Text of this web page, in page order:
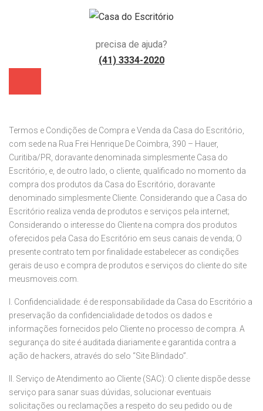
precisa de ajuda?
(41) 3334-2020
Termos e Condições de Compra e Venda da Casa do Escritório,
com sede na Rua Frei Henrique De Coimbra, 390 – Hauer,
Curitiba/PR, doravante denominada simplesmente Casa do
Escritório, e, de outro lado, o cliente, qualificado no momento da
compra dos produtos da Casa do Escritório, doravante
denominado simplesmente Cliente. Considerando que a Casa do
Escritório realiza venda de produtos e serviços pela internet;
Considerando o interesse do Cliente na compra dos produtos
oferecidos pela Casa do Escritório em seus canais de venda; O
presente contrato tem por finalidade estabelecer as condições
gerais de uso e compra de produtos e serviços do cliente do site
meusmoveis.com.
I. Confidencialidade: é de responsabilidade da Casa do Escritório a
preservação da confidencialidade de todos os dados e
informações fornecidos pelo Cliente no processo de compra. A
segurança do site é auditada diariamente e garantida contra a
ação de hackers, através do selo “Site Blindado”.
II. Serviço de Atendimento ao Cliente (SAC): O cliente dispõe desse
serviço para sanar suas dúvidas, solucionar eventuais
solicitações ou reclamações a respeito do seu pedido ou de